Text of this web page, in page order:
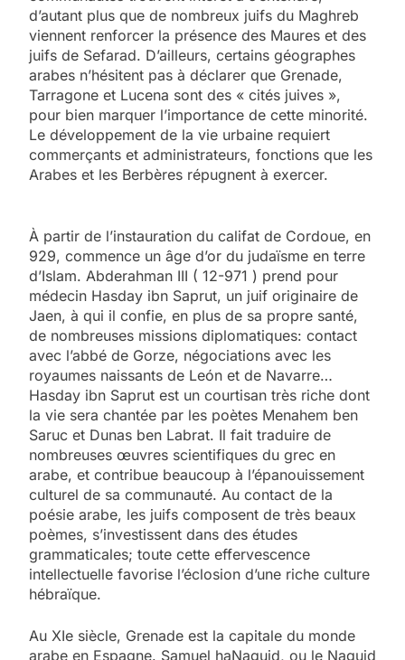
d’autant plus que de nombreux juifs du Maghreb
viennent renforcer la présence des Maures et des
juifs de Sefarad. D’ailleurs, certains géographes
arabes n’hésitent pas à déclarer que Grenade,
Tarragone et Lucena sont des « cités juives »,
pour bien marquer l’importance de cette minorité.
Le développement de la vie urbaine requiert
commerçants et administrateurs, fonctions que les
Arabes et les Berbères répugnent à exercer.
À partir de l’instauration du califat de Cordoue, en
929, commence un âge d’or du judaïsme en terre
d’Islam. Abderahman III ( 12-971 ) prend pour
médecin Hasday ibn Saprut, un juif originaire de
Jaen, à qui il confie, en plus de sa propre santé,
de nombreuses missions diplomatiques: contact
avec l’abbé de Gorze, négociations avec les
royaumes naissants de León et de Navarre…
Hasday ibn Saprut est un courtisan très riche dont
la vie sera chantée par les poètes Menahem ben
Saruc et Dunas ben Labrat. Il fait traduire de
nombreuses œuvres scientifiques du grec en
arabe, et contribue beaucoup à l’épanouissement
culturel de sa communauté. Au contact de la
poésie arabe, les juifs composent de très beaux
poèmes, s’investissent dans des études
grammaticales; toute cette effervescence
intellectuelle favorise l’éclosion d’une riche culture
hébraïque.
Au XIe siècle, Grenade est la capitale du monde
arabe en Espagne. Samuel haNaguid, ou le Naguid